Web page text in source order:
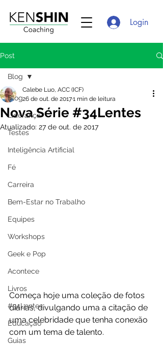
Login
Post
Blog
Liderança
Testes
Inteligência Artificial
Fé
Carreira
Bem-Estar no Trabalho
Equipes
Workshops
Geek e Pop
Acontece
Livros
#34Lentes
Educação
Guias
Blog
Nova Série #34Lentes
Calebe Luo, ACC (ICF)
26 de out. de 20171 min de leitura
Atualizado: 27 de out. de 2017
Começa hoje uma coleção de fotos
diárias, divulgando uma a citação de
uma celebridade que tenha conexão
com um tema de talento.